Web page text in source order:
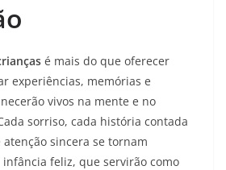
é mais do que oferecer
experiências, memórias e
vivos na mente e no
sorriso, cada história contada
sincera se tornam
feliz, que servirão como